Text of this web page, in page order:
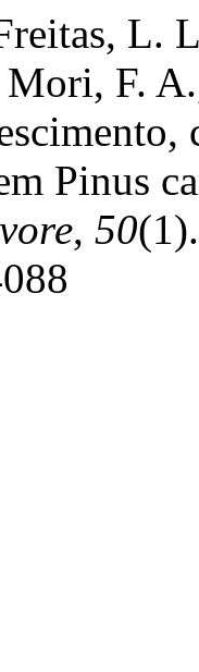
L.
F.
Pinus
, 50